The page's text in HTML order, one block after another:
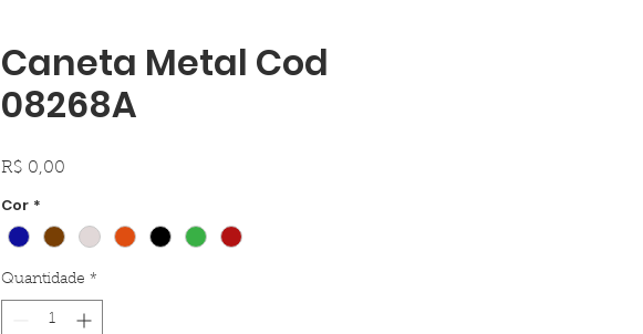
Caneta Metal Cod
08268A
R$ 0,00
Cor *
Quantidade *